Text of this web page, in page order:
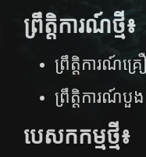
ព្រឹត្តិការណ៍ថ្មី៖
ព្រឹត្តិការណ៍គ្
ព្រឹត្តិការណ៍
បេសកកម្មថ្មី៖